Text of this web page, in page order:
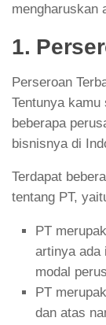
mengharuskan
1.
Perseroan
Tentunya
beberapa
bisnisnya di
Terdapat
tentang PT,
PT
artinya ada
modal
PT
dan atas